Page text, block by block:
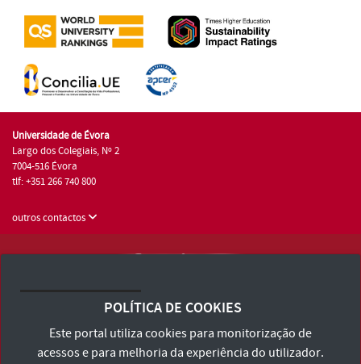
Universidade de Évora
Largo dos Colegiais, Nº 2
7004-516 Évora
tlf: +351 266 740 800
outros contactos
Consulte os Termos e Condições e Política de Privacidade
Declaração de Acessibilidade
POLÍTICA DE COOKIES
Este portal utiliza cookies para monitorização de
acessos e para melhoria da experiência do utilizador.